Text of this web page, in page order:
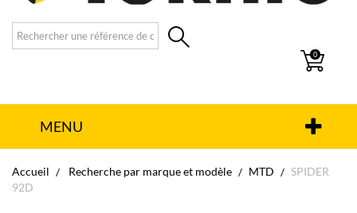
0
MENU
Accueil Recherche par marque et modèle MTD
SPIDER
92D